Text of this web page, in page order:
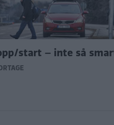
start – inte så